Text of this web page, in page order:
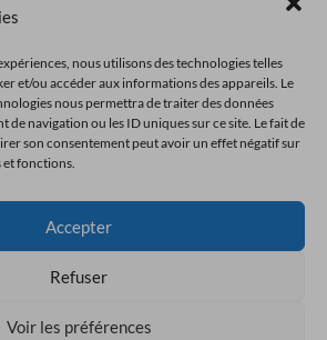
nous utilisons des technologies telles
et/ou accéder aux informations des appareils. Le
nous permettra de traiter des données
de navigation ou les ID uniques sur ce site. Le fait de
son consentement peut avoir un effet négatif sur
et fonctions.
Accepter
Refuser
Voir les préférences
contrat du GROUPE
France
296 Avenue Jean Moulin
LEZ ALES